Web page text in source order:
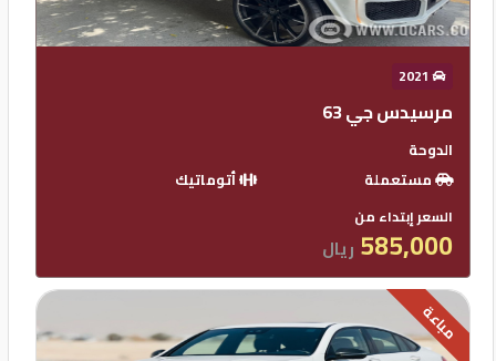
2021
مرسيدس جي 63
الدوحة
مستعملة
أتوماتيك
السعر إبتداء من
585,000 ريال
مباعة